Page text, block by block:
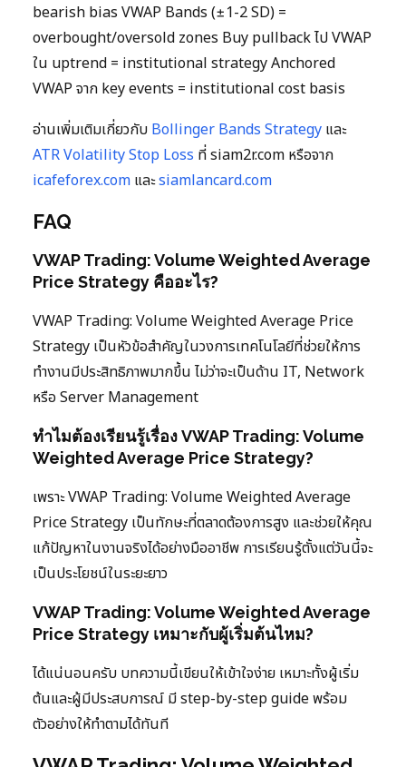
bearish bias VWAP Bands (±1-2 SD) =
overbought/oversold zones Buy pullback ไป VWAP
ใน uptrend = institutional strategy Anchored
VWAP จาก key events = institutional cost basis
อ่านเพิ่มเติมเกี่ยวกับ Bollinger Bands Strategy และ
ATR Volatility Stop Loss ที่ siam2r.com หรือจาก
icafeforex.com และsiamlancard.com
FAQ
VWAP Trading: Volume Weighted Average
Price Strategy คืออะไร?
VWAP Trading: Volume Weighted Average Price
Strategy เป็นหัวข้อสำคัญในวงการเทคโนโลยีที่ช่วยให้การ
ทำงานมีประสิทธิภาพมากขึ้น ไม่ว่าจะเป็นด้าน IT, Network
หรือ Server Management
ทำไมต้องเรียนรู้เรื่อง VWAP Trading: Volume
Weighted Average Price Strategy?
เพราะ VWAP Trading: Volume Weighted Average
Price Strategy เป็นทักษะที่ตลาดต้องการสูง และช่วยให้คุณ
แก้ปัญหาในงานจริงได้อย่างมืออาชีพ การเรียนรู้ตั้งแต่วันนี้จะ
เป็นประโยชน์ในระยะยาว
VWAP Trading: Volume Weighted Average
Price Strategy เหมาะกับผู้เริ่มต้นไหม?
ได้แน่นอนครับ บทความนี้เขียนให้เข้าใจง่าย เหมาะทั้งผู้เริ่ม
ต้นและผู้มีประสบการณ์ มี step-by-step guide พร้อม
ตัวอย่างให้ทำตามได้ทันที